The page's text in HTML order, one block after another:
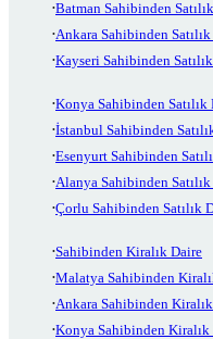
Batman Sahibinden
Ankara Sahibinden
Kayseri Sahibinden
Konya Sahibinden Satılık
İstanbul Sahibinden
Esenyurt Sahibinden
Alanya Sahibinden
Çorlu Sahibinden Satılık
Sahibinden Kiralık Daire
Malatya Sahibinden
Ankara Sahibinden
Konya Sahibinden Kiralık